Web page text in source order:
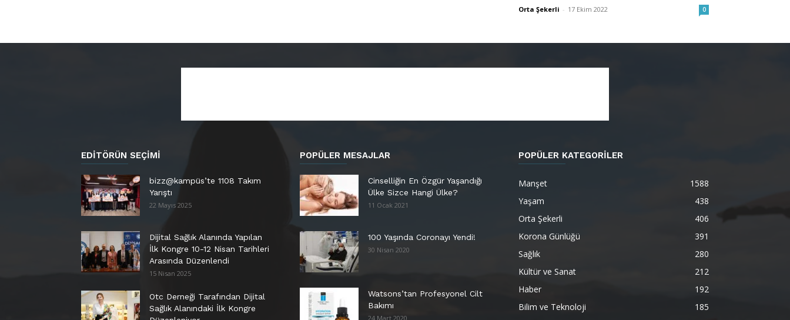
Orta Şekerli - 17 Ekim 2022 0
EDITÖRÜN SEÇIMI
bizz@kampüs’te 1108 Takım
Yarıştı
22 Mayıs 2025
Dijital Sağlık Alanında Yapılan
İlk Kongre 10-12 Nisan Tarihleri
Arasında Düzenlendi
15 Nisan 2025
Otc Derneği Tarafından Dijital
Sağlık Alanındaki İlk Kongre
POPÜLER MESAJLAR
Cinselliğin En Özgür Yaşandığı
Ülke Sizce Hangi Ülke?
11 Ocak 2021
100 Yaşında Coronayı Yendi!
30 Nisan 2020
Watsons’tan Profesyonel Cilt
Bakımı
24 Mart 2020
POPÜLER KATEGORİLER
Manşet
1588
Yaşam
438
Orta Şekerli
406
Korona Günlüğü
391
Sağlık
280
Kültür ve Sanat
212
Haber
192
Bilim ve Teknoloji
185